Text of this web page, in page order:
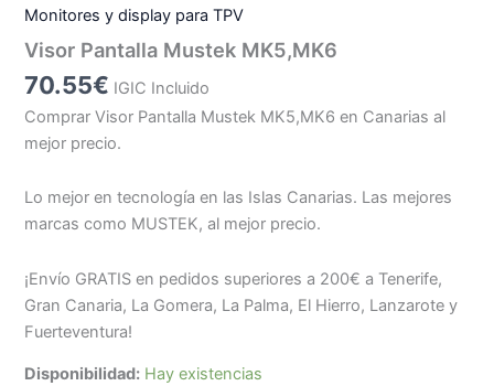
Monitores y display para TPV
Visor Pantalla Mustek MK5,MK6
70.55€ IGIC Incluido
Comprar Visor Pantalla Mustek MK5,MK6 en Canarias al
mejor precio.
Lo mejor en tecnología en las Islas Canarias. Las mejores
marcas como MUSTEK, al mejor precio.
¡Envío GRATIS en pedidos superiores a 200€ a Tenerife,
Gran Canaria, La Gomera, La Palma, El Hierro, Lanzarote y
Fuerteventura!
Disponibilidad: Hay existencias